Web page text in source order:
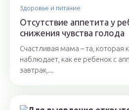
Здоровье и питание
Отсутствие аппетита у
снижения чувства голода
Счастливая мама – та, которая
наблюдает, как ее ребенок с
завтрак,...